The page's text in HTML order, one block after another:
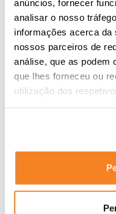
anúncios, fornecer
analisar o nosso
informações acerca
nossos parceiros de
análise, que as podem
que lhes forneceu ou
utilização dos